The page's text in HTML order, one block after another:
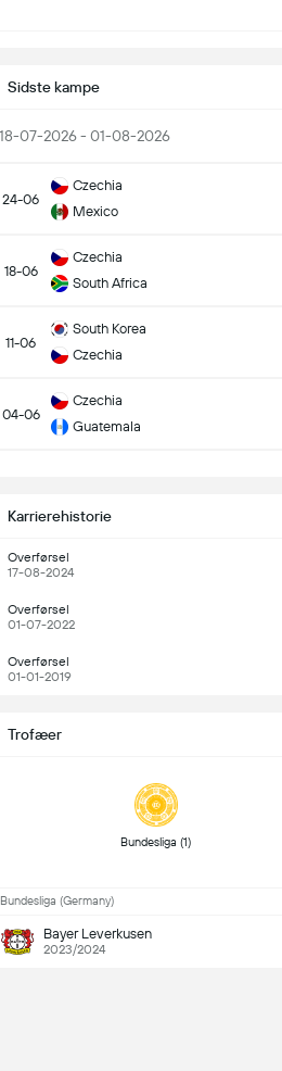
Sidste kampe
18-07-2026 - 01-08-2026
24-06
Czechia
Mexico
18-06
Czechia
South Africa
11-06
South Korea
Czechia
04-06
Czechia
Guatemala
Karrierehistorie
Overførsel
17-08-2024
Overførsel
01-07-2022
Overførsel
01-01-2019
Trofæer
Bundesliga (Germany)
Bayer Leverkusen
2023/2024